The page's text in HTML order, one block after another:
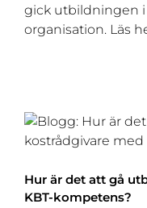
gick utbildningen i
organisation. Läs
Hur är det att gå
KBT-kompetens?